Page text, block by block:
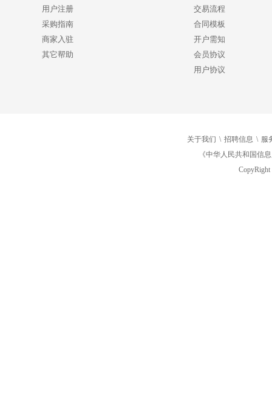
用户注册
采购指南
商家入驻
其它帮助
交易流程
合同模板
开户需知
会员协议
用户协议
关于我们 \ 招聘信息 \ 服
《中华人民共和国信
CopyRight